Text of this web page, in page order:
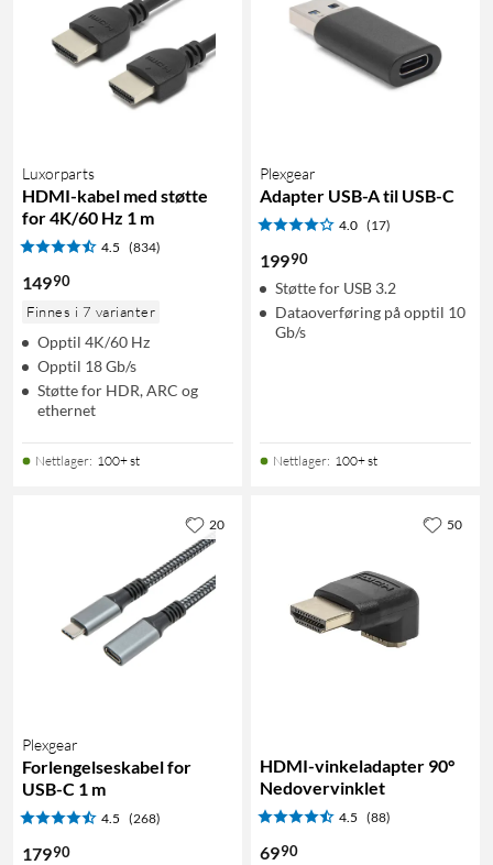
Luxorparts
HDMI-kabel med støtte
for 4K/60 Hz 1 m
4.5 (834)
14990
Finnes i 7 varianter
Opptil 4K/60 Hz
Opptil 18 Gb/s
Støtte for HDR, ARC og
ethernet
Nettlager: 100+ st
Plexgear
Adapter USB-A til USB-C
4.0 (17)
19990
Støtte for USB 3.2
Dataoverføring på opptil 10
Gb/s
Nettlager: 100+ st
Plexgear
Forlengelseskabel for
USB-C 1 m
4.5 (268)
17990
20
HDMI-vinkeladapter 90°
Nedovervinklet
4.5 (88)
6990
50